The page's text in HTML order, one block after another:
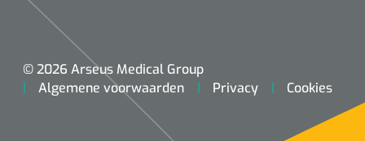
© 2026 Arseus Medical Group
Algemene voorwaarden
Privacy Cookies